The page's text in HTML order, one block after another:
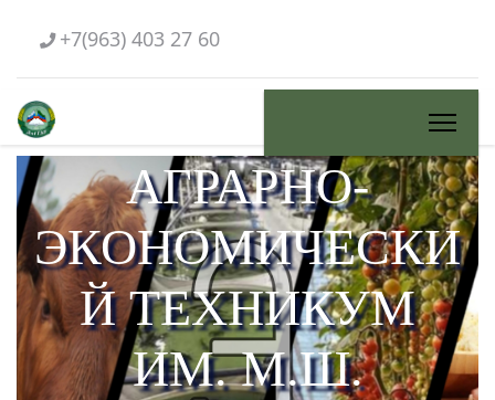
+7(963) 403 27 60
АГРАРНО-
ЭКОНОМИЧЕСКИ
Й ТЕХНИКУМ
ИМ. М.Ш.